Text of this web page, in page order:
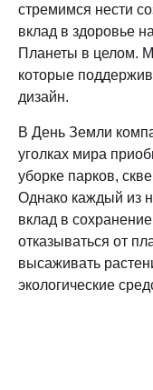
стремимся нести
вклад в здоровье
Планеты в целом.
которые
дизайн.
В День Земли
уголках мира
уборке парков,
Однако каждый из
вклад в
отказываться от
высаживать
экологические